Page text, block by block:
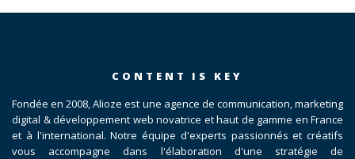
CONTENT IS KEY
Fondée en 2008, Alioze est une agence de communication, marketing
digital & développement web novatrice et haut de gamme en France
et à l'international. Notre équipe d'experts passionnés et créatifs
vous accompagne dans l'élaboration d'une stratégie de